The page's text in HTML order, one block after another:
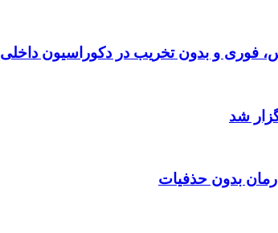
فوری و بدون تخریب در دکوراسیون داخلی
شد